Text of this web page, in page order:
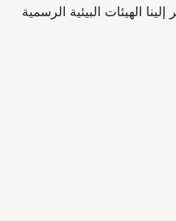
الهيئات البيئية الرسمية